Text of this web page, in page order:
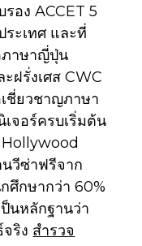
อง ACCET 5
ะเทศ และที่
ภาษาญี่ปุ่น
ฝรั่งเศส CWC
ชี่ยวชาญภาษา
จอร์ครบเริ่มต้น
Hollywood
วีซ่าฟรีจาก
ศึกษากว่า 60%
นหลักฐานว่า
ริง สำรวจ